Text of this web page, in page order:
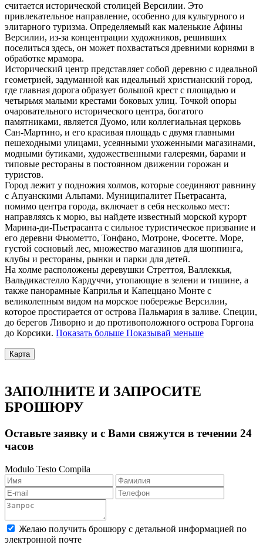
считается исторической столицей Версилии. Это
привлекательное направление, особенно для культурного и
элитарного туризма. Определяемый как маленькие Афины
Версилии, из-за концентрации художников, решивших
поселиться здесь, он может похвастаться древними корнями в
обработке мрамора.
Исторический центр представляет собой деревню с идеальной
геометрией, задуманной как идеальный христианский город,
где главная дорога образует большой крест с площадью и
четырьмя малыми крестами боковых улиц. Точкой опоры
очаровательного исторического центра, богатого
памятниками, является Дуомо, или коллегиальная церковь
Сан-Мартино, и его красивая площадь с двумя главными
пешеходными улицами, усеянными ухоженными магазинами,
модными бутиками, художественными галереями, барами и
типовые рестораны в постоянном движении горожан и
туристов.
Город лежит у подножия холмов, которые соединяют равнину
с Апуанскими Альпами. Муниципалитет Пьетрасанта,
помимо центра города, включает в себя несколько мест:
направляясь к морю, вы найдете известный морской курорт
Марина-ди-Пьетрасанта с сильное туристическое призвание и
его деревни Фьюметто, Тонфано, Мотроне, Фосетте. Море,
густой сосновый лес, множество магазинов для шоппинга,
клубы и рестораны, рынки и парки для детей.
На холме расположены деревушки Стреттоя, Валлеккья,
Вальдикастелло Кардуччи, утопающие в зелени и тишине, а
также панорамные Каприлья и Капеццано Монте с
великолепным видом на морское побережье Версилии,
которое простирается от острова Пальмария в заливе. Специи,
до берегов Ливорно и до противоположного острова Горгона
до Корсики. Показать больше Показывай меньше
Карта
ЗАПОЛНИТЕ И ЗАПРОСИТЕ
БРОШЮРУ
Оставьте заявку и с Вами свяжутся в течении 24
часов
Modulo Testo Compila
Желаю получить брошюру с детальной информацией по
электронной почте